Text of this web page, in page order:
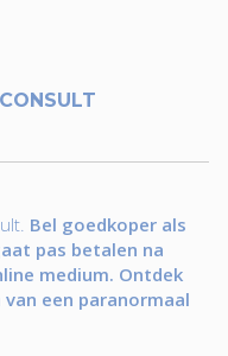
Bel goedkoper als
pas betalen na
medium. Ontdek
een paranormaal